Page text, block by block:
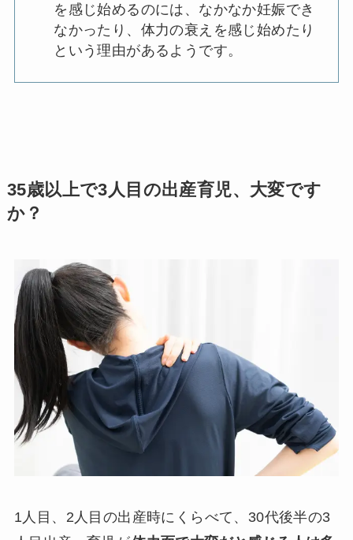
を感じ始めるのには、なかなか妊娠でき
なかったり、体力の衰えを感じ始めたり
という理由があるようです。
35歳以上で3人目の出産育児、大変です
か？
1人目、2人目の出産時にくらべて、30代後半の3